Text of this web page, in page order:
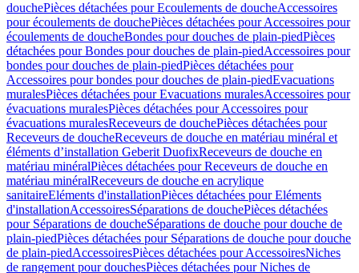
douchePièces détachées pour Ecoulements de doucheAccessoires
pour écoulements de douchePièces détachées pour Accessoires pour
écoulements de doucheBondes pour douches de plain-piedPièces
détachées pour Bondes pour douches de plain-piedAccessoires pour
bondes pour douches de plain-piedPièces détachées pour
Accessoires pour bondes pour douches de plain-piedEvacuations
muralesPièces détachées pour Evacuations muralesAccessoires pour
évacuations muralesPièces détachées pour Accessoires pour
évacuations muralesReceveurs de douchePièces détachées pour
Receveurs de doucheReceveurs de douche en matériau minéral et
éléments d’installation Geberit DuofixReceveurs de douche en
matériau minéralPièces détachées pour Receveurs de douche en
matériau minéralReceveurs de douche en acrylique
sanitaireEléments d'installationPièces détachées pour Eléments
d'installationAccessoiresSéparations de douchePièces détachées
pour Séparations de doucheSéparations de douche pour douche de
plain-piedPièces détachées pour Séparations de douche pour douche
de plain-piedAccessoiresPièces détachées pour AccessoiresNiches
de rangement pour douchesPièces détachées pour Niches de